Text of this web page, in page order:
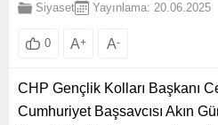
Siyaset Yayınlama: 20.06.2025
0 A+ A-
CHP Gençlik Kolları Başkanı
Cumhuriyet Başsavcısı Akın